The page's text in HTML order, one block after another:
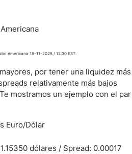
Americana 18-11-2025 / 12:30 EST.
por tener una liquidez más
relativamente más bajos
mostramos un ejemplo con el par
dólares / Spread: 0.00017